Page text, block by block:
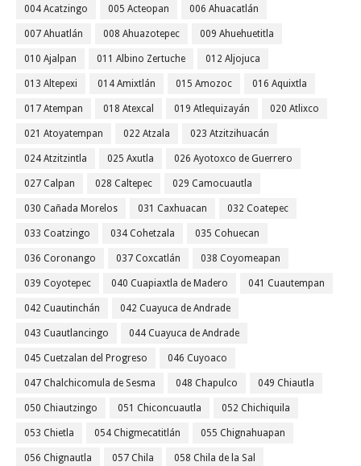
004 Acatzingo 005 Acteopan 006 Ahuacatlán
007 Ahuatlán 008 Ahuazotepec 009 Ahuehuetitla
010 Ajalpan 011 Albino Zertuche 012 Aljojuca
013 Altepexi 014 Amixtlán 015 Amozoc 016 Aquixtla
017 Atempan 018 Atexcal 019 Atlequizayán 020 Atlixco
021 Atoyatempan 022 Atzala 023 Atzitzihuacán
024 Atzitzintla 025 Axutla 026 Ayotoxco de Guerrero
027 Calpan 028 Caltepec 029 Camocuautla
030 Cañada Morelos 031 Caxhuacan 032 Coatepec
033 Coatzingo 034 Cohetzala 035 Cohuecan
036 Coronango 037 Coxcatlán 038 Coyomeapan
039 Coyotepec 040 Cuapiaxtla de Madero 041 Cuautempan
042 Cuautinchán 042 Cuayuca de Andrade
043 Cuautlancingo 044 Cuayuca de Andrade
045 Cuetzalan del Progreso 046 Cuyoaco
047 Chalchicomula de Sesma 048 Chapulco 049 Chiautla
050 Chiautzingo 051 Chiconcuautla 052 Chichiquila
053 Chietla 054 Chigmecatitlán 055 Chignahuapan
056 Chignautla 057 Chila 058 Chila de la Sal